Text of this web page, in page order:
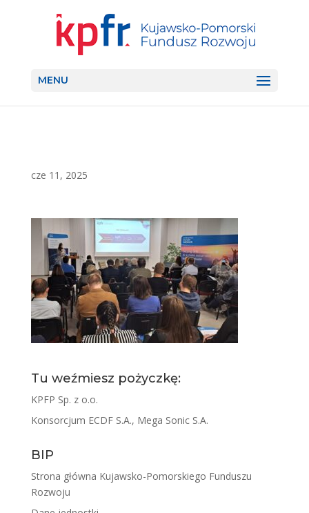
MENU
cze 11, 2025
Tu weźmiesz pożyczkę:
KPFP Sp. z o.o.
Konsorcjum ECDF S.A., Mega Sonic S.A.
BIP
Strona główna Kujawsko-Pomorskiego Funduszu
Rozwoju